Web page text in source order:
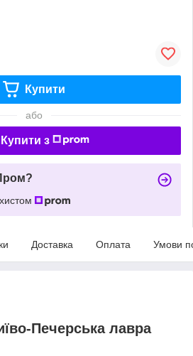
Купити
або
Купити з
Доставка Оплата Умови
Печерська лавра